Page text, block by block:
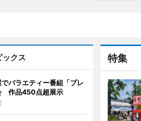
特集
ックス
バラエティー番組「プレ
作品450点超展示